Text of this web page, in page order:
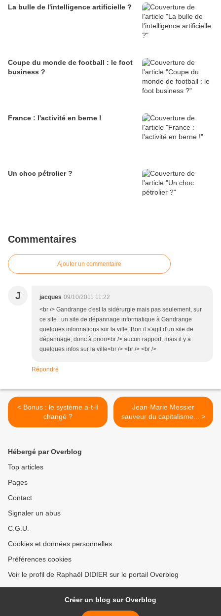
La bulle de l'intelligence artificielle ?
Coupe du monde de football : le foot
business ?
France : l'activité en berne !
Un choc pétrolier ?
Commentaires
Ajouter un commentaire
J jacques 09/10/2011 11:22
<br /> Gandrange c'est la sidérurgie mais pas seulement, sur
ce site : un site de dépannage informatique à Gandrange
quelques informations sur la ville. Bon il s'agit d'un site de
dépannage, donc à priori<br /> aucun rapport, mais il y a
quelques infos sur la ville<br /> <br /> <br />
Répondre
< Bonus : le système a-t-il
changé ?
Jean-Marie Messier
sauveur du capitalisme... >
Hébergé par Overblog
Top articles
Pages
Contact
Signaler un abus
C.G.U.
Cookies et données personnelles
Préférences cookies
Voir le profil de Raphaël DIDIER sur le portail Overblog
Créer un blog sur Overblog